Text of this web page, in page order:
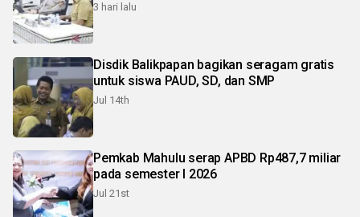
3 hari lalu
Disdik Balikpapan bagikan seragam gratis
untuk siswa PAUD, SD, dan SMP
Jul 14th
Pemkab Mahulu serap APBD Rp487,7 miliar
pada semester I 2026
Jul 21st